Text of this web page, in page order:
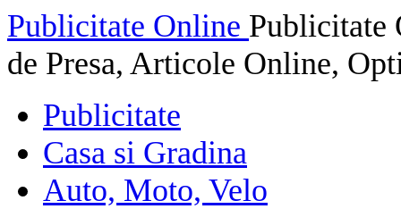
Publicitate Online Publicitate
de Presa, Articole Online,
Publicitate
Casa si Gradina
Auto, Moto, Velo